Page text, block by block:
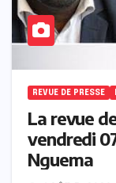
REVUE DE PRESSE
La revue
vendredi
Nguema